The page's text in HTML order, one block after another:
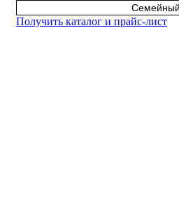
Получить каталог и прайс-лист